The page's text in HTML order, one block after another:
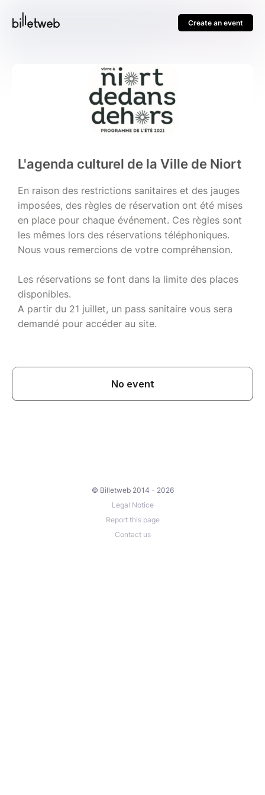
Create an event
L'agenda culturel de la Ville de Niort
En raison des restrictions sanitaires et des jauges
imposées, des règles de réservation ont été mises
en place pour chaque événement. Ces règles sont
les mêmes lors des réservations téléphoniques.
Nous vous remercions de votre compréhension.
Les réservations se font dans la limite des places
disponibles.
A partir du 21 juillet, un pass sanitaire vous sera
demandé pour accéder au site.
© Billetweb 2014 - 2026
Legal Notice
Report this page
Contact us